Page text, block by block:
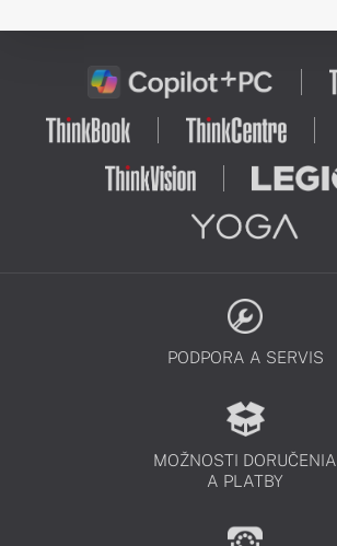
PODPORA A SERVIS
MOŽNOSTI DORUČENIA
A PLATBY